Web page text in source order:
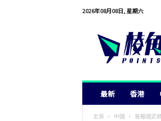
2026年08月08日, 星期六
最新 香港
主頁 中國 曾報道武